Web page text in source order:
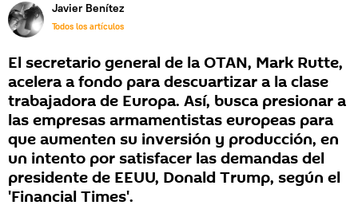
Javier Benítez
Todos los artículos
El secretario general de la OTAN, Mark Rutte,
acelera a fondo para descuartizar a la clase
trabajadora de Europa. Así, busca presionar a
las empresas armamentistas europeas para
que aumenten su inversión y producción, en
un intento por satisfacer las demandas del
presidente de EEUU, Donald Trump, según el
'Financial Times'.